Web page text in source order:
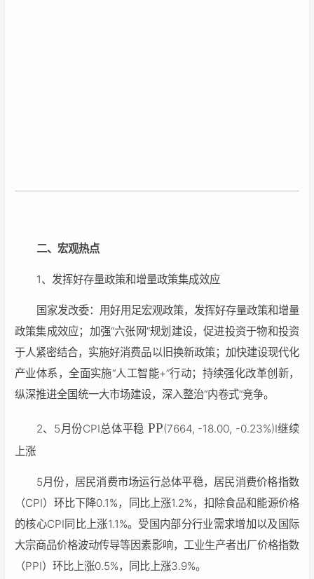
二、宏观热点
1、发挥好存量政策和增量政策集成效应
国家发改委：用好用足宏观政策，发挥好存量政策和增量
政策集成效应；加强“六张网”规划建设，促进投资于物和投资
于人紧密结合，实施好消费品以旧换新政策；加快建设现代化
产业体系，全面实施“人工智能+”行动；持续强化改革创新，
纵深推进全国统一大市场建设，深入整治“内卷式”竞争。
2、5月份CPI总体平稳 PP(7664, -18.00, -0.23%)I继续
上涨
5月份，居民消费市场运行总体平稳，居民消费价格指数
（CPI）环比下降0.1%，同比上涨1.2%，扣除食品和能源价格
的核心CPI同比上涨1.1%。受国内部分行业需求增加以及国际
大宗商品价格波动传导等因素影响，工业生产者出厂价格指数
（PPI）环比上涨0.5%，同比上涨3.9%。